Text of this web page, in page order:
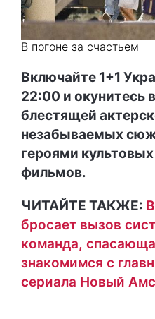
В погоне за счастьем
Включайте 1+1
22:00 и окунитесь
блестящей
незабываемых
героями
фильмов.
ЧИТАЙТЕ ТАКЖЕ:
бросает вызов
команда,
знакомимся с
сериала Новый